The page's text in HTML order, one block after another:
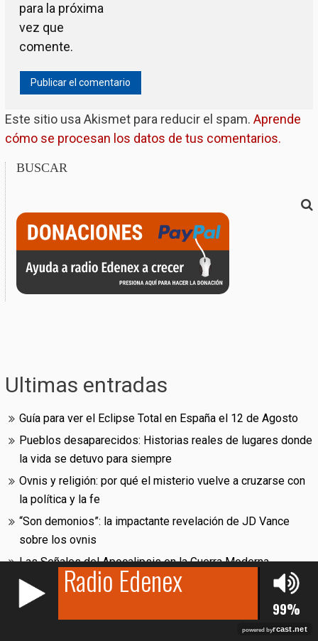
para la próxima
vez que
comente.
Este sitio usa Akismet para reducir el spam. Aprende
cómo se procesan los datos de tus comentarios.
BUSCAR
Ultimas entradas
Guía para ver el Eclipse Total en España el 12 de Agosto
Pueblos desaparecidos: Historias reales de lugares donde
la vida se detuvo para siempre
Ovnis y religión: por qué el misterio vuelve a cruzarse con
la política y la fe
“Son demonios”: la impactante revelación de JD Vance
sobre los ovnis
Las Señales del Apocalipsis en la Guerra Moderna
Estamos en la red